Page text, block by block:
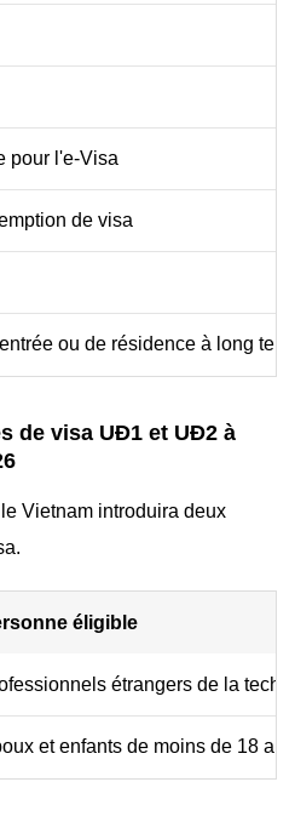
pour l'e-Visa
de visa
ou de résidence à long
de visa UĐ1 et UĐ2 à
Vietnam introduira deux
éligible
étrangers de la
et enfants de moins de 18